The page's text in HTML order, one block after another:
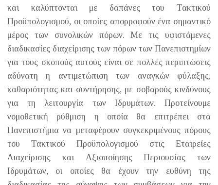
και καλύπτονται με δαπάνες του Τακτικού
Προϋπολογισμού, οι οποίες απορροφούν ένα σημαντικό
μέρος των συνολικών πόρων. Με τις υφιστάμενες
διαδικασίες διαχείρισης των πόρων των Πανεπιστημίων
για τους σκοπούς αυτούς είναι σε πολλές περιπτώσεις
αδύνατη η αντιμετώπιση των αναγκών φύλαξης,
καθαριότητας και συντήρησης, με σοβαρούς κινδύνους
για τη λειτουργία των Ιδρυμάτων. Προτείνουμε
νομοθετική ρύθμιση η οποία θα επιτρέπει στα
Πανεπιστήμια να μεταφέρουν συγκεκριμένους πόρους
του Τακτικού Προϋπολογισμού στις Εταιρείες
Διαχείρισης και Αξιοποίησης Περιουσίας των
Ιδρυμάτων, οι οποίες θα έχουν την ευθύνη της